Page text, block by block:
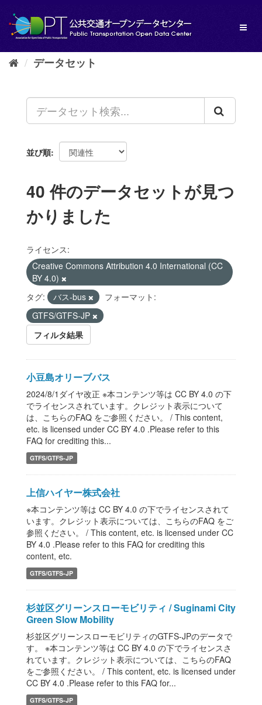
し
データセット
並び順
40 件のデータセットが見つ
かりました
ライセンス:
Creative Commons Attribution 4.0 International (CC
BY 4.0)
タグ:
バス-bus
フォーマット:
GTFS/GTFS-JP
フィルタ結果
小豆島オリーブバス
2024/8/1ダイヤ改正 ※本コンテンツ等は CC BY 4.0 の下
でライセンスされています。クレジット表示について
は、こちらのFAQ をご参照ください。 / This content,
etc. is licensed under CC BY 4.0 .Please refer to this
FAQ for crediting this...
GTFS/GTFS-JP
上信ハイヤー株式会社
※本コンテンツ等は CC BY 4.0 の下でライセンスされて
います。クレジット表示については、こちらのFAQ をご
参照ください。 / This content, etc. is licensed under CC
BY 4.0 .Please refer to this FAQ for crediting this
content, etc.
GTFS/GTFS-JP
杉並区グリーンスローモビリティ / Suginami City
Green Slow Mobility
杉並区グリーンスローモビリティのGTFS-JPのデータで
す。 ※本コンテンツ等は CC BY 4.0 の下でライセンスさ
れています。クレジット表示については、こちらのFAQ
をご参照ください。 / This content, etc. is licensed under
CC BY 4.0 .Please refer to this FAQ for...
GTFS/GTFS-JP